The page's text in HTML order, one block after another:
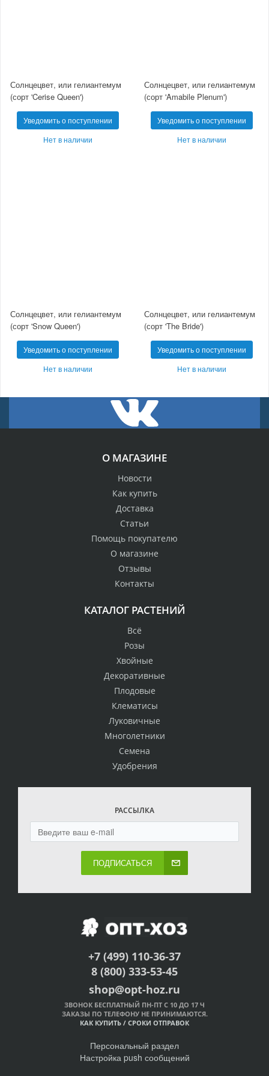
Солнцецвет, или гелиантемум
(сорт 'Cerise Queen')
Уведомить о поступлении
Нет в наличии
Солнцецвет, или гелиантемум
(сорт 'Amabile Plenum')
Уведомить о поступлении
Нет в наличии
Солнцецвет, или гелиантемум
(сорт 'Snow Queen')
Уведомить о поступлении
Нет в наличии
Солнцецвет, или гелиантемум
(сорт 'The Bride')
Уведомить о поступлении
Нет в наличии
О МАГАЗИНЕ
Новости
Как купить
Доставка
Статьи
Помощь покупателю
О магазине
Отзывы
Контакты
КАТАЛОГ РАСТЕНИЙ
Всё
Розы
Хвойные
Декоративные
Плодовые
Клематисы
Луковичные
Многолетники
Семена
Удобрения
РАССЫЛКА
ПОДПИСАТЬСЯ
+7 (499) 110-36-37
8 (800) 333-53-45
shop@opt-hoz.ru
ЗВОНОК БЕСПЛАТНЫЙ ПН-ПТ С 10 ДО 17 Ч
ЗАКАЗЫ ПО ТЕЛЕФОНУ НЕ ПРИНИМАЮТСЯ.
КАК КУПИТЬ / СРОКИ ОТПРАВОК
Персональный раздел
Настройка push сообщений